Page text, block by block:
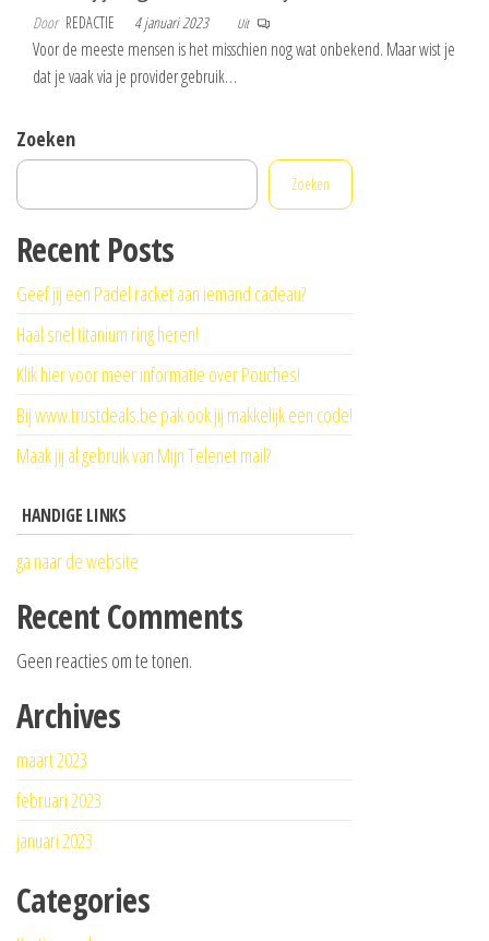
Door REDACTIE 4 januari 2023 Uit
Voor de meeste mensen is het misschien nog wat onbekend. Maar wist je
dat je vaak via je provider gebruik…
Zoeken
Zoeken
Recent Posts
Geef jij een Padel racket aan iemand cadeau?
Haal snel titanium ring heren!
Klik hier voor meer informatie over Pouches!
Bij www.trustdeals.be pak ook jij makkelijk een code!
Maak jij al gebruik van Mijn Telenet mail?
HANDIGE LINKS
ga naar de website
Recent Comments
Geen reacties om te tonen.
Archives
maart 2023
februari 2023
januari 2023
Categories